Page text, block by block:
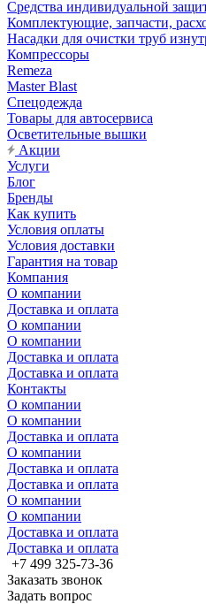
Средства индивидуальной
Комплектующие, запчасти,
Насадки для очистки труб
Компрессоры
Remeza
Master Blast
Спецодежда
Товары для автосервиса
Осветительные вышки
Акции
Услуги
Блог
Бренды
Как купить
Условия оплаты
Условия доставки
Гарантия на товар
Компания
О компании
Доставка и оплата
О компании
О компании
Доставка и оплата
Доставка и оплата
Контакты
О компании
О компании
Доставка и оплата
О компании
Доставка и оплата
Доставка и оплата
О компании
О компании
Доставка и оплата
Доставка и оплата
+7 499 325-73-36
Заказать звонок
Задать вопрос